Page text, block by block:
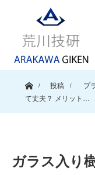
ホーム投稿 プ
て丈夫？ メリット…
ガラス入り